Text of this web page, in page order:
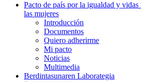
Pacto de país por la igualdad y
las mujeres
Introducción
Documentos
Quiero adherirme
Mi pacto
Noticias
Multimedia
Berdintasunaren Laborategia